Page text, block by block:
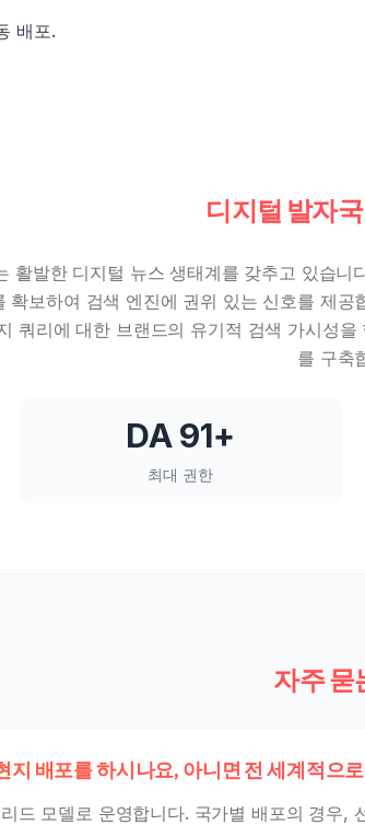
배포.
디지털 발자
활발한 디지털 뉴스 생태계를 갖추고 있습
확보하여 검색 엔진에 권위 있는 신호를 제
쿼리에 대한 브랜드의 유기적 검색 가시성
를 구축
DA 91+
최대 권한
자주 묻
지 배포를 하시나요, 아니면 전 세계적으
드 모델로 운영합니다. 국가별 배포의 경우,